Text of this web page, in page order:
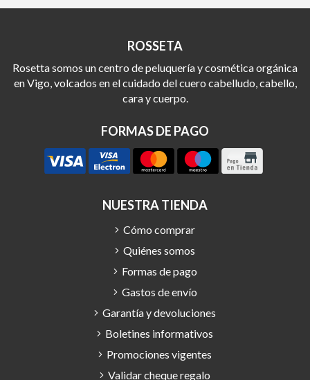
ROSSETA
Rosetta somos un centro de peluquería y cosmética orgánica
en Vigo, volcados en el cuidado del cuero cabelludo, cabello,
cara y cuerpo.
FORMAS DE PAGO
NUESTRA TIENDA
Cómo comprar
Quiénes somos
Formas de pago
Gastos de envío
Garantía y devoluciones
Boletines informativos
Promociones vigentes
Validar cheque regalo